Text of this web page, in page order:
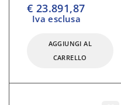
€ 23.891,87
Iva esclusa
AGGIUNGI AL
CARRELLO